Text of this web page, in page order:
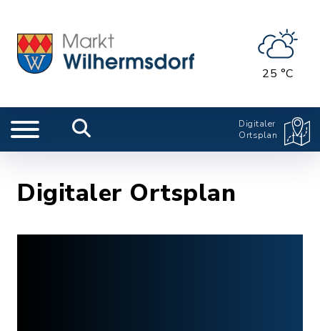
25 °C
Digitaler
Ortsplan
Digitaler Ortsplan